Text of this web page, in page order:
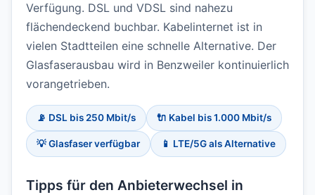
Verfügung. DSL und VDSL sind nahezu
flächendeckend buchbar. Kabelinternet ist in
vielen Stadtteilen eine schnelle Alternative. Der
Glasfaserausbau wird in Benzweiler kontinuierlich
vorangetrieben.
📡 DSL bis 250 Mbit/s 🔌 Kabel bis 1.000 Mbit/s
💡 Glasfaser verfügbar 📱 LTE/5G als Alternative
Tipps für den Anbieterwechsel in